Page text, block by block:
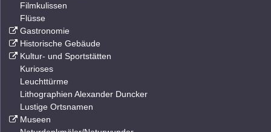
Filmkulissen
Flüsse
Gastronomie
Historische Gebäude
Kultur- und Sportstätten
Kurioses
Leuchttürme
Lithographien Alexander Duncker
Lustige Ortsnamen
Museen